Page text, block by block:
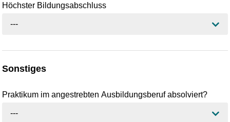
Höchster Bildungsabschluss
---
Sonstiges
Praktikum im angestrebten Ausbildungsberuf absolviert?
---